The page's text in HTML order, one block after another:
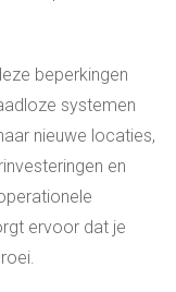
beperkingen
systemen
nieuwe locaties,
en
ervoor dat je